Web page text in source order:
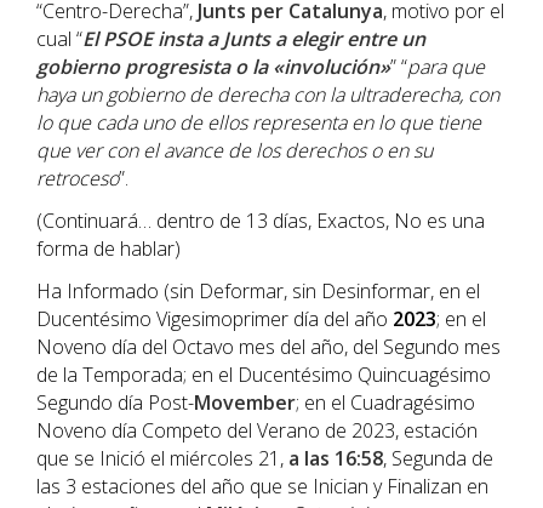
“Centro-Derecha”, Junts per Catalunya, motivo por el
cual “El PSOE insta a Junts a elegir entre un
gobierno progresista o la «involución»” “para que
haya un gobierno de derecha con la ultraderecha, con
lo que cada uno de ellos representa en lo que tiene
que ver con el avance de los derechos o en su
retroceso”.
(Continuará… dentro de 13 días, Exactos, No es una
forma de hablar)
Ha Informado (sin Deformar, sin Desinformar, en el
Ducentésimo Vigesimoprimer día del año 2023; en el
Noveno día del Octavo mes del año, del Segundo mes
de la Temporada; en el Ducentésimo Quincuagésimo
Segundo día Post-Movember; en el Cuadragésimo
Noveno día Competo del Verano de 2023, estación
que se Inició el miércoles 21, a las 16:58, Segunda de
las 3 estaciones del año que se Inician y Finalizan en